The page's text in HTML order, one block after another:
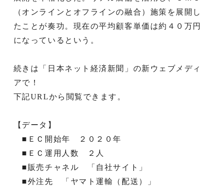
（オンラインとオフラインの融合）施策を展開し
たことが奏功。現在の平均顧客単価は約４０万円
になっているという。
続きは「日本ネット経済新聞」の新ウェブメディ
アで！
下記URLから閲覧できます。
【データ】
■ＥＣ開始年 ２０２０年
■ＥＣ運用人数 ２人
■販売チャネル 「自社サイト」
■外注先 「ヤマト運輸（配送）」